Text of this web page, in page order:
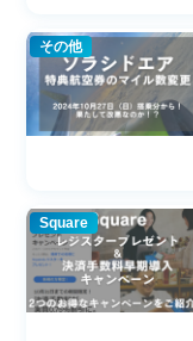
その他
Square